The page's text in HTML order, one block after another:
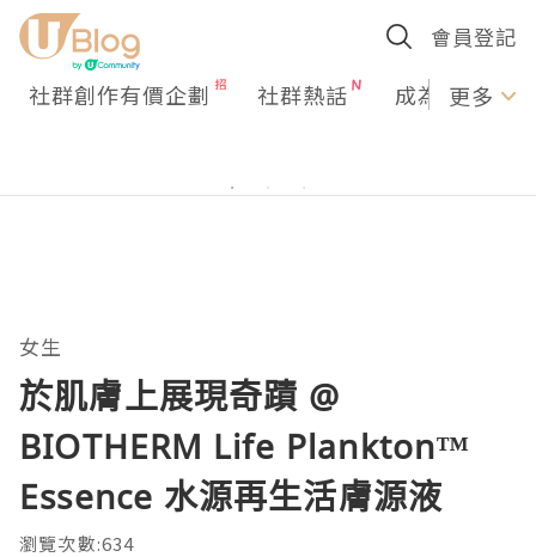
會員登記
社群創作有價企劃 社群熱話 成為U更多
女生
於肌膚上展現奇蹟 @
BIOTHERM Life Plankton™
Essence 水源再生活膚源液
瀏覽次數:634